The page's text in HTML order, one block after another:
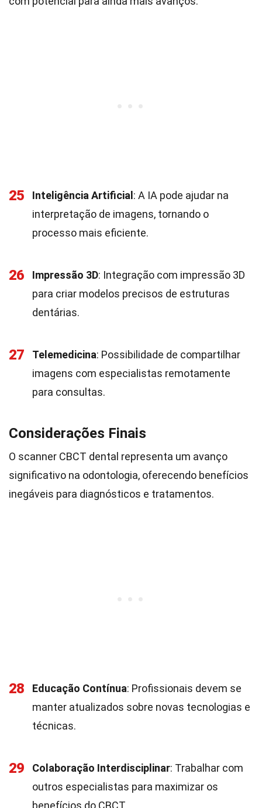
25 Inteligência Artificial : A IA pode ajudar na
interpretação de imagens, tornando o
processo mais eficiente.
26 Impressão 3D: Integração com impressão 3D
para criar modelos precisos de estruturas
dentárias.
27 Telemedicina: Possibilidade de compartilhar
imagens com especialistas remotamente
para consultas.
Considerações Finais
O scanner CBCT dental representa um avanço
significativo na odontologia, oferecendo benefícios
inegáveis para diagnósticos e tratamentos.
28 Educação Contínua: Profissionais devem se
manter atualizados sobre novas tecnologias e
técnicas.
29 Colaboração Interdisciplinar: Trabalhar com
outros especialistas para maximizar os
benefícios do CBCT.